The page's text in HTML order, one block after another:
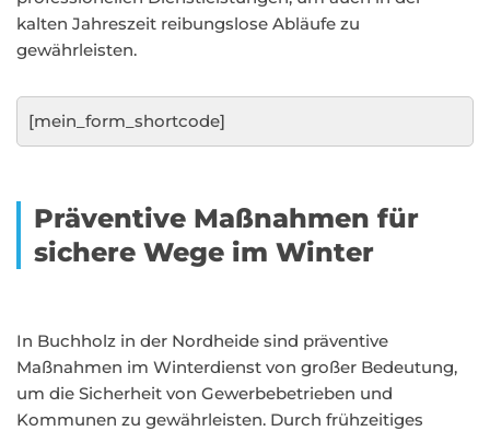
kalten Jahreszeit reibungslose Abläufe zu
gewährleisten.
[mein_form_shortcode]
Präventive Maßnahmen für
sichere Wege im Winter
In Buchholz in der Nordheide sind präventive
Maßnahmen im Winterdienst von großer Bedeutung,
um die Sicherheit von Gewerbebetrieben und
Kommunen zu gewährleisten. Durch frühzeitiges